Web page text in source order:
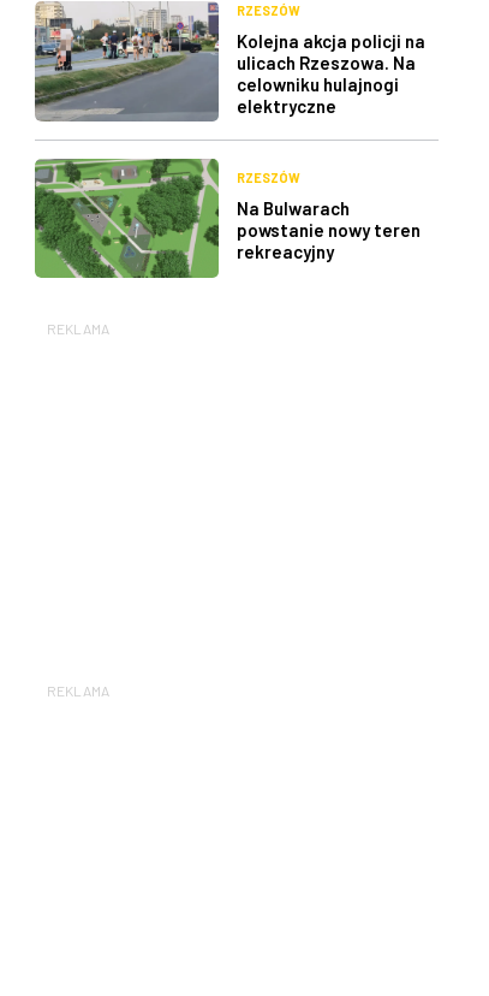
RZESZÓW
Kolejna akcja policji na
ulicach Rzeszowa. Na
celowniku hulajnogi
elektryczne
RZESZÓW
Na Bulwarach
powstanie nowy teren
rekreacyjny
REKLAMA
REKLAMA